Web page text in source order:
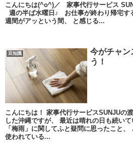
こんにちは(^o^)／ 家事代行サービス
週の半ば水曜日♪ お仕事が終わり帰宅す
週間がアッという間、 と感じる...
豆知識
今がチャン
う！
こんにちは！ 家事代行サービスSUNJUの
した沖縄ですが、 最近は晴れの日も続い
「梅雨」に関してふと疑問に思ったこと
使われている...